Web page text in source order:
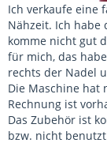
Ich verkaufe eine
Nähzeit. Ich habe
komme nicht gut
für mich, das
rechts der Nadel
Die Maschine hat
Rechnung ist
Das Zubehör ist
bzw. nicht